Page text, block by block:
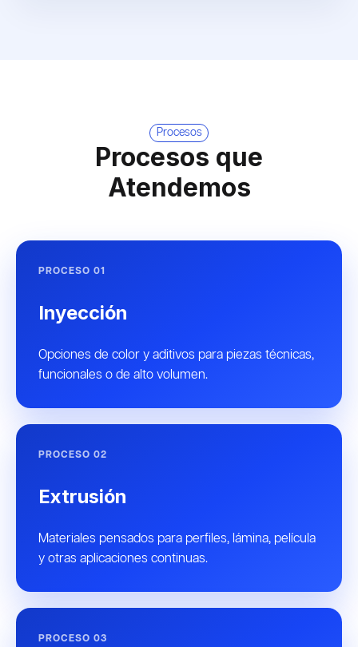
Procesos
Procesos que
Atendemos
PROCESO 01
Inyección
Opciones de color y aditivos para piezas técnicas,
funcionales o de alto volumen.
PROCESO 02
Extrusión
Materiales pensados para perfiles, lámina, película
y otras aplicaciones continuas.
PROCESO 03